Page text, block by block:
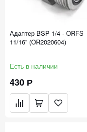
Адаптер BSP 1/4 - ORFS
11/16'' (OR2020604)
Есть в наличии
430 Р